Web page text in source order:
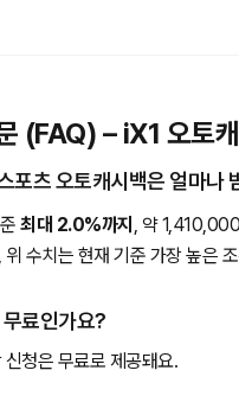
(FAQ) – iX1 오토
츠 오토캐시백은 얼마나
최대 2.0%까지 , 약
수치는 현재 기준 가장 높은
료인가요?
청은 무료로 제공돼요.